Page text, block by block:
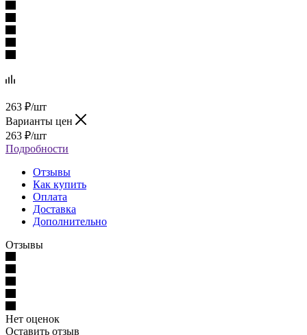
263 ₽/шт
Варианты цен
263 ₽/шт
Подробности
Отзывы
Как купить
Оплата
Доставка
Дополнительно
Отзывы
Нет оценок
Оставить отзыв